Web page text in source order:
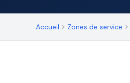
Accueil Zones de service